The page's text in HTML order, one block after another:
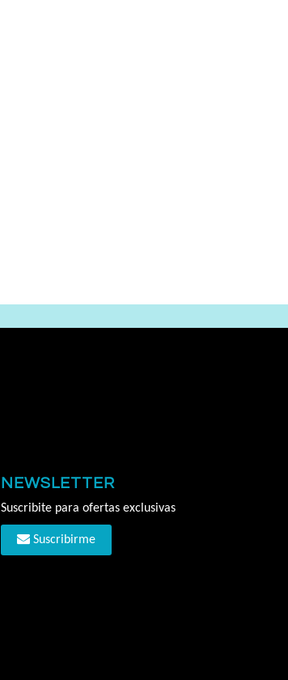
NEWSLETTER
Suscribite para ofertas exclusivas
Suscribirme